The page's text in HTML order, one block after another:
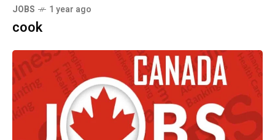
JOBS 1 year ago
cook